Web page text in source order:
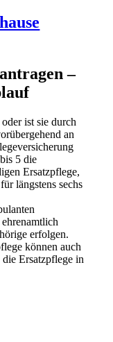
–
ist sie durch
an
5 die
Ersatzpflege,
längstens sechs
erfolgen.
können auch
Ersatzpflege in